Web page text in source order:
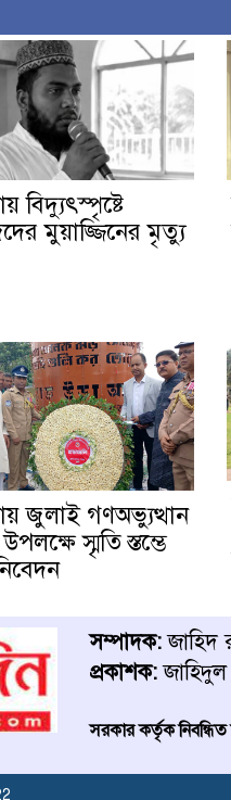
বিদ্যুৎস্পৃষ্টে
মুয়াজ্জিনের মৃত্যু
জুলাই গণঅভ্যুত্থান
স্মৃতি স্তম্ভে
সম্পাদক:জাহিদ
প্রকাশক:
সরকার কর্তৃক